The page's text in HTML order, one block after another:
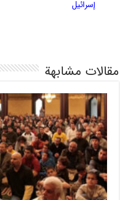
إسرائيل
مقالات مشابهة